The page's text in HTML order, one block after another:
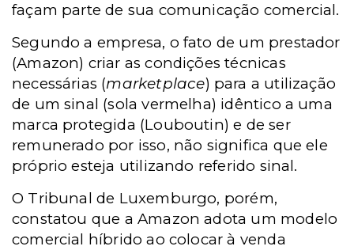
façam parte de sua comunicação comercial.
Segundo a empresa, o fato de um prestador
(Amazon) criar as condições técnicas
necessárias (marketplace) para a utilização
de um sinal (sola vermelha) idêntico a uma
marca protegida (Louboutin) e de ser
remunerado por isso, não significa que ele
próprio esteja utilizando referido sinal.
O Tribunal de Luxemburgo, porém,
constatou que a Amazon adota um modelo
comercial híbrido ao colocar à venda